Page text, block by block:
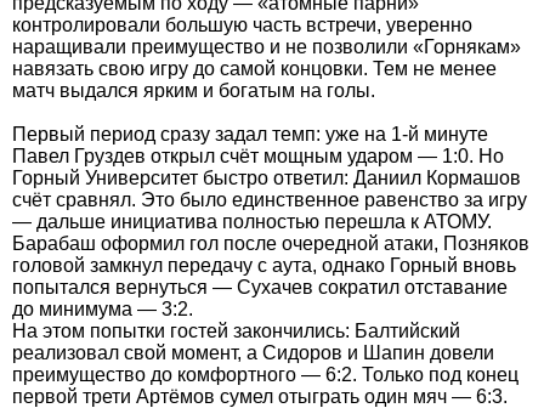
контролировали большую часть встречи, уверенно
наращивали преимущество и не позволили «Горнякам»
навязать свою игру до самой концовки. Тем не менее
матч выдался ярким и богатым на голы.
Первый период сразу задал темп: уже на 1-й минуте
Павел Груздев открыл счёт мощным ударом — 1:0. Но
Горный Университет быстро ответил: Даниил Кормашов
счёт сравнял. Это было единственное равенство за игру
— дальше инициатива полностью перешла к АТОМУ.
Барабаш оформил гол после очередной атаки, Позняков
головой замкнул передачу с аута, однако Горный вновь
попытался вернуться — Сухачев сократил отставание
до минимума — 3:2.
На этом попытки гостей закончились: Балтийский
реализовал свой момент, а Сидоров и Шапин довели
преимущество до комфортного — 6:2. Только под конец
первой трети Артёмов сумел отыграть один мяч — 6:3.